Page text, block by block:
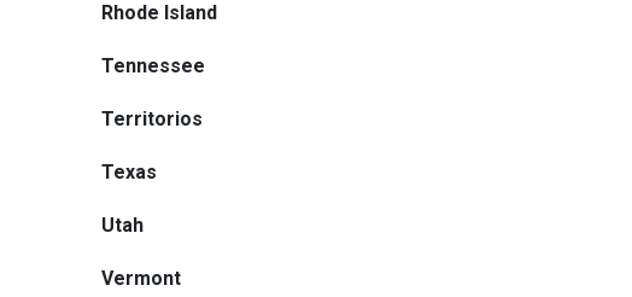
Rhode Island
Tennessee
Territorios
Texas
Utah
Vermont